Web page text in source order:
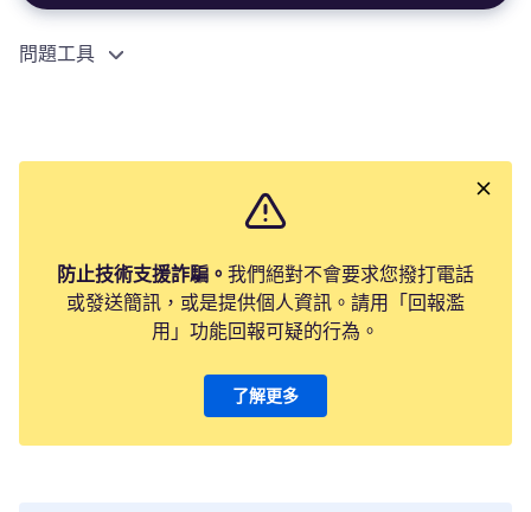
問題工具
防止技術支援詐騙。 我們絕對不會要求您撥打電話
或發送簡訊，或是提供個人資訊。請用「回報濫
用」功能回報可疑的行為。
了解更多